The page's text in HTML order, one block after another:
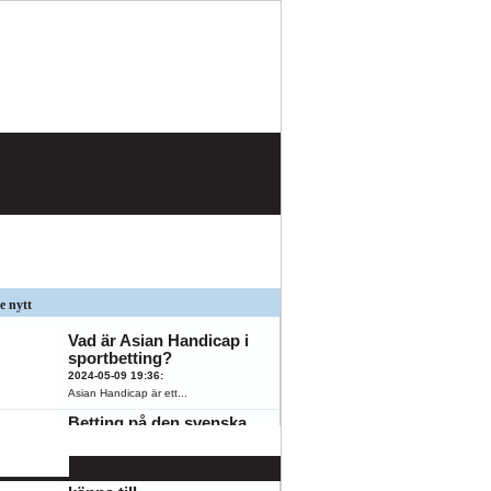
nytt
Vad är Asian Handicap i
sportbetting?
2024-05-09 19:36:
Asian Handicap är ett...
Betting på den svenska
populära
oddsmarknader du bör